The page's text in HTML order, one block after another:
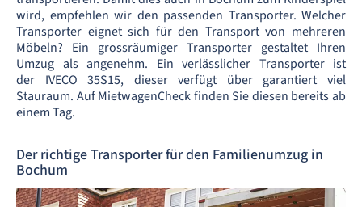
wird, empfehlen wir den passenden Transporter. Welcher
Transporter eignet sich für den Transport von mehreren
Möbeln? Ein grossräumiger Transporter gestaltet Ihren
Umzug als angenehm. Ein verlässlicher Transporter ist
der IVECO 35S15, dieser verfügt über garantiert viel
Stauraum. Auf MietwagenCheck finden Sie diesen bereits ab
einem Tag.
Der richtige Transporter für den Familienumzug in
Bochum